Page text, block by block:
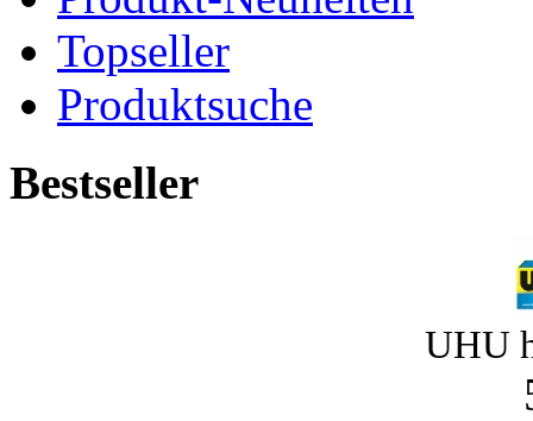
Topseller
Produktsuche
Bestseller
UHU